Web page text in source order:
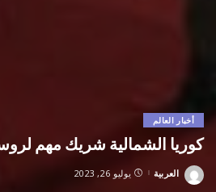
أخبار العالم
كوريا الشمالية شريك مهم
Posted
العربية يوليو 26, 2023